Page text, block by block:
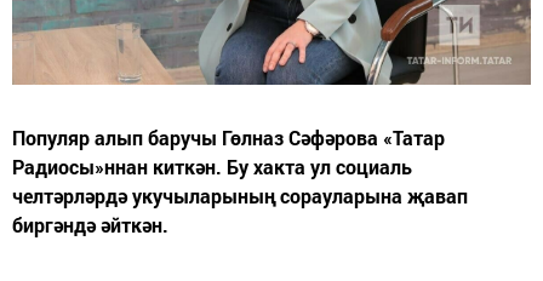
Популяр алып баручы Гөлназ Сәфәрова «Татар
Радиосы»ннан киткән. Бу хакта ул социаль
челтәрләрдә укучыларының сорауларына җавап
биргәндә әйткән.